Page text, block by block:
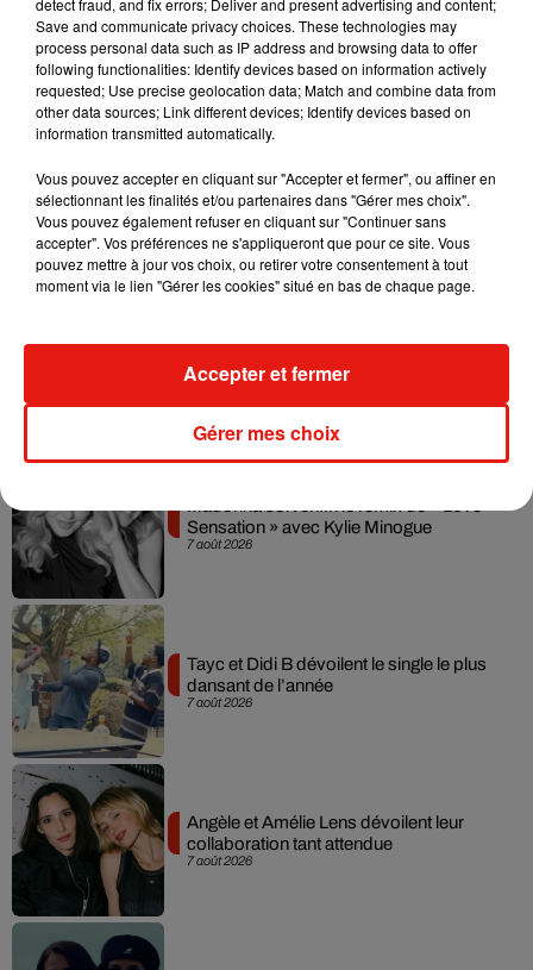
Musique
7 août 2026
Julien Lieb s’essaye à la vie de chatelain
dans son nouveau clip
7 août 2026
Sensation » avec Kylie Minogue
7 août 2026
Tayc et Didi B dévoilent le single le plus
dansant de l’année
7 août 2026
Angèle et Amélie Lens dévoilent leur
collaboration tant attendue
Save and communicate privacy choices. These technologies may
process personal data such as IP address and browsing data to offer
following functionalities: Identify devices based on information actively
requested; Use precise geolocation data; Match and combine data from
other data sources; Link different devices; Identify devices based on
information transmitted automatically.
Vous pouvez accepter en cliquant sur "Accepter et fermer", ou affiner en
sélectionnant les finalités et/ou partenaires dans "Gérer mes choix".
Vous pouvez également refuser en cliquant sur "Continuer sans
accepter". Vos préférences ne s'appliqueront que pour ce site. Vous
pouvez mettre à jour vos choix, ou retirer votre consentement à tout
moment via le lien "Gérer les cookies" situé en bas de chaque page.
Gérer mes choix
Accepter et fermer